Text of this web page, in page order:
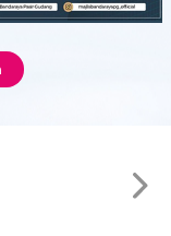
Next